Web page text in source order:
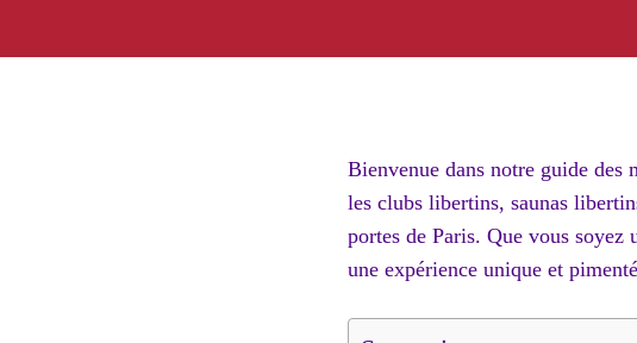
Bienvenue dans notre guide des
les clubs libertins, saunas
portes de Paris. Que vous
une expérience unique et